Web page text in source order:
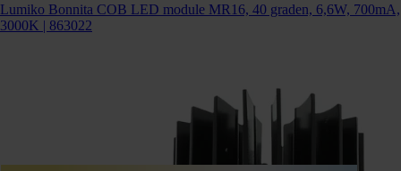
Lumiko Bonnita COB LED module MR16, 40 graden, 6,6W, 700mA,
3000K | 863022